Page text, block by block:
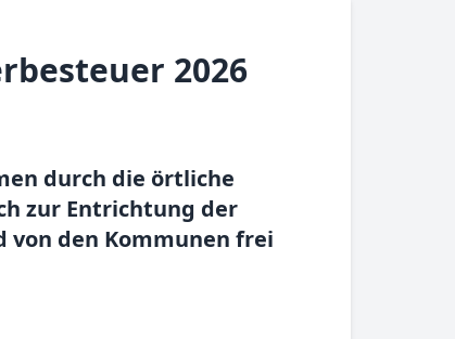
2026
durch die örtliche
zur Entrichtung der
von den Kommunen frei